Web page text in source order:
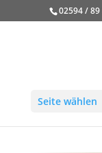
02594 / 89
Seite wählen